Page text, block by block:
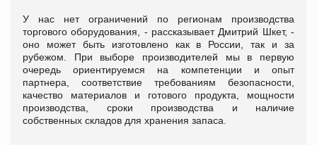
У нас нет ограничений по регионам производства
торгового оборудования, - рассказывает Дмитрий Шкет, -
оно может быть изготовлено как в России, так и за
рубежом. При выборе производителей мы в первую
очередь ориентируемся на компетенции и опыт
партнера, соответствие требованиям безопасности,
качество материалов и готового продукта, мощности
производства, сроки производства и наличие
собственных складов для хранения запаса.